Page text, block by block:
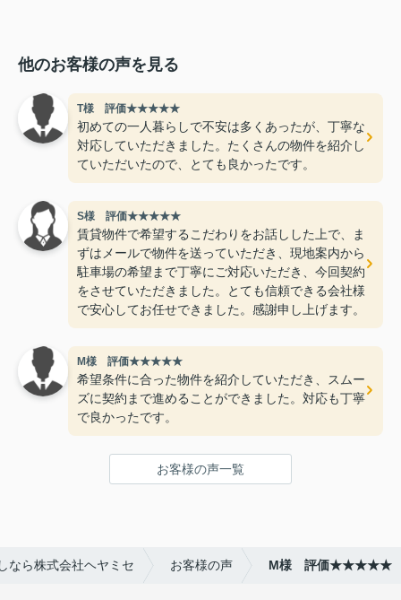
他のお客様の声を見る
T様 評価★★★★★
初めての一人暮らしで不安は多くあったが、丁寧な
対応していただきました。たくさんの物件を紹介し
ていただいたので、とても良かったです。
S様 評価★★★★★
賃貸物件で希望するこだわりをお話しした上で、ま
ずはメールで物件を送っていただき、現地案内から
駐車場の希望まで丁寧にご対応いただき、今回契約
をさせていただきました。とても信頼できる会社様
で安心してお任せできました。感謝申し上げます。
M様 評価★★★★★
希望条件に合った物件を紹介していただき、スムー
ズに契約まで進めることができました。対応も丁寧
で良かったです。
お客様の声一覧
なら株式会社ヘヤミセ お客様の声 M様 評価★★★★★